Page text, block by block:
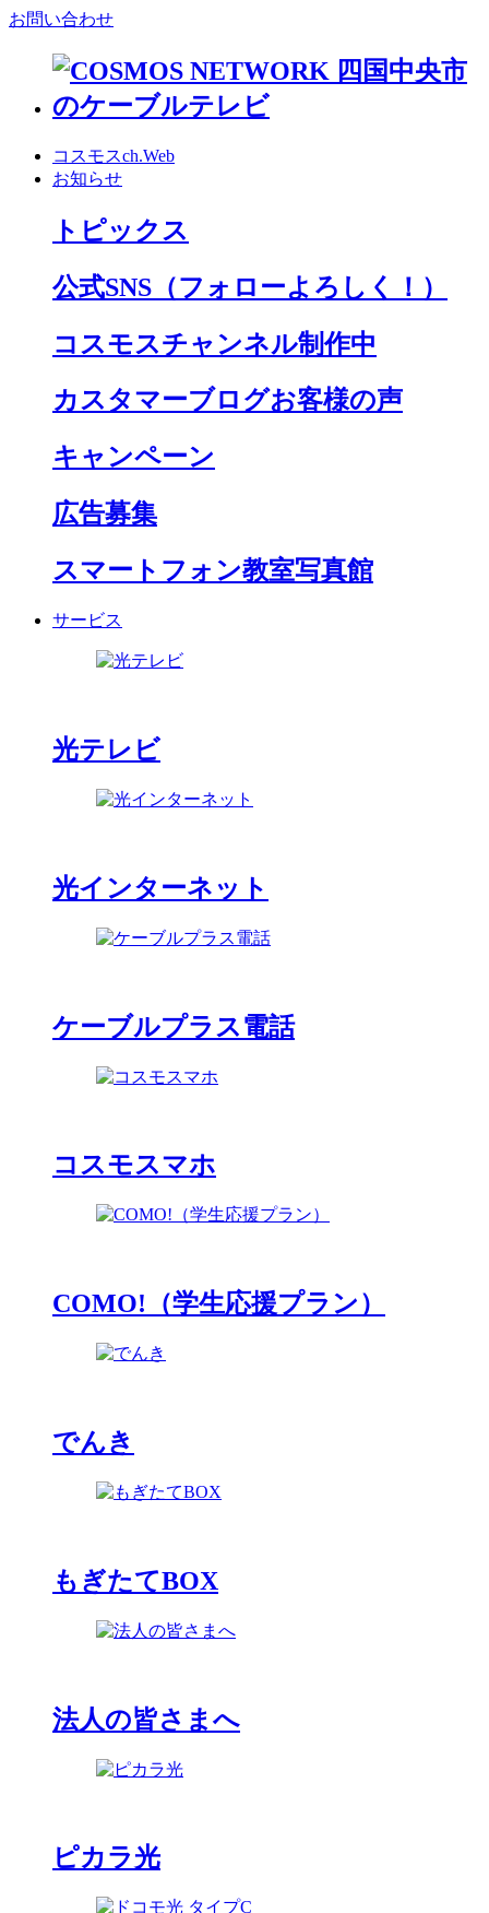
お問い合わせ
コスモスch.Web
お知らせ
トピックス
公式SNS （フォローよろしく！）
コスモスチャンネル制作中
カスタマーブログお客様の声
キャンペーン
広告募集
スマートフォン教室写真館
サービス
光テレビ
光インターネット
ケーブルプラス電話
コスモスマホ
COMO!（学生応援プラン）
でんき
もぎたてBOX
法人の皆さまへ
ピカラ光